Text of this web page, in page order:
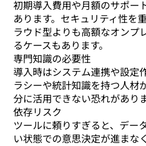
初期導入費用や月額のサポー
あります。セキュリティ性を
ラウド型よりも高額なオンプ
るケースもあります。
専門知識の必要性
導入時はシステム連携や設定
ラシーや統計知識を持つ人材
分に活用できない恐れがありま
依存リスク
ツールに頼りすぎると、デー
い状態での意思決定が進まな